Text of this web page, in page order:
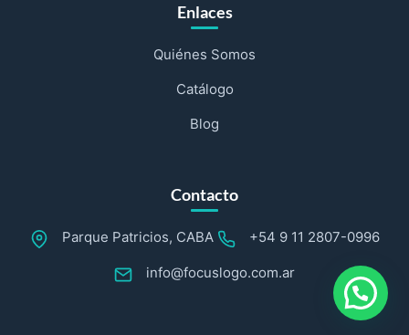
Enlaces
Quiénes Somos
Catálogo
Blog
Contacto
Parque Patricios, CABA +54 9 11 2807-0996
info@focuslogo.com.ar